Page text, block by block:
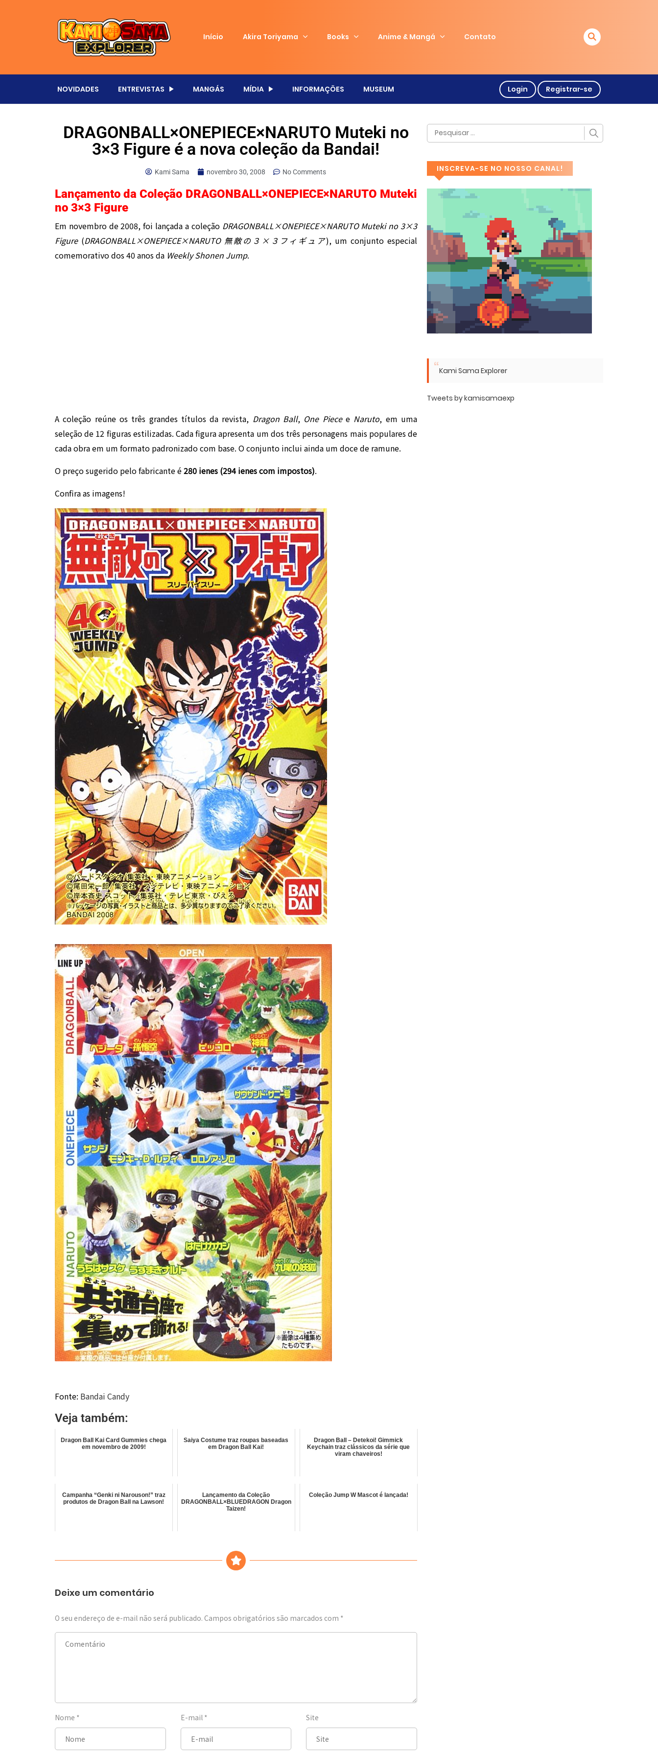
Início Akira Toriyama Books Anime & Mangá Contato
NOVIDADES ENTREVISTAS MANGÁS MÍDIA INFORMAÇÕES MUSEUM Login Registrar-se
DRAGONBALL×ONEPIECE×NARUTO Muteki no
3×3 Figure é a nova coleção da Bandai!
Kami Sama novembro 30, 2008 No Comments
Lançamento da Coleção DRAGONBALL×ONEPIECE×NARUTO Muteki
no 3×3 Figure
Em novembro de 2008, foi lançada a coleção DRAGONBALL×ONEPIECE×NARUTO Muteki no 3×3
Figure(DRAGONBALL×ONEPIECE×NARUTO 無敵の３×３フィギュア), um conjunto especial
comemorativo dos 40 anos da Weekly Shonen Jump.
A coleção reúne os três grandes títulos da revista, Dragon Ball, One Piecee Naruto, em uma
seleção de 12 figuras estilizadas. Cada figura apresenta um dos três personagens mais populares de
cada obra em um formato padronizado com base. O conjunto inclui ainda um doce de ramune.
O preço sugerido pelo fabricante é280 ienes (294 ienes com impostos).
Confira as imagens!
Fonte: Bandai Candy
Veja também:
Dragon Ball Kai Card Gummies chega
em novembro de 2009!
Saiya Costume traz roupas baseadas
em Dragon Ball Kai!
Dragon Ball – Detekoi! Gimmick
Keychain traz clássicos da série que
viram chaveiros!
Campanha “Genki ni Narouson!” traz
produtos de Dragon Ball na Lawson!
Lançamento da Coleção
DRAGONBALL×BLUEDRAGON Dragon
Taizen!
Coleção Jump W Mascot é lançada!
Deixe um comentário
O seu endereço de e-mail não será publicado. Campos obrigatórios são marcados com *
Nome * E-mail * Site
INSCREVA-SE NO NOSSO CANAL!
Kami Sama Explorer
Tweets by kamisamaexp